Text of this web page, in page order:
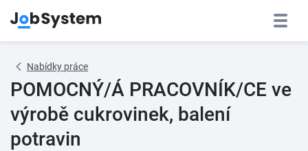
Nabídky práce
POMOCNÝ/Á PRACOVNÍK/CE ve
výrobě cukrovinek, balení
potravin